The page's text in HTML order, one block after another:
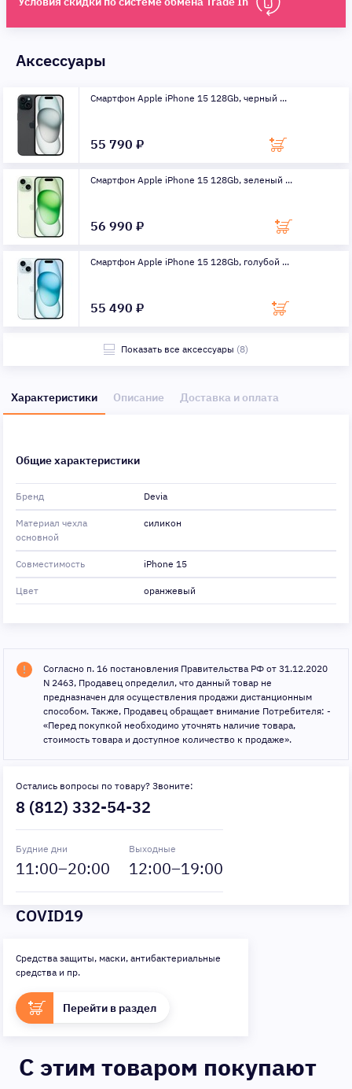
Аксессуары
Смартфон Apple iPhone 15 128Gb, черный ...
55 790 ₽
Смартфон Apple iPhone 15 128Gb, зеленый ...
56 990 ₽
Смартфон Apple iPhone 15 128Gb, голубой ...
55 490 ₽
Показать все аксессуары (8)
Характеристики Описание Доставка и оплата
Общие характеристики
Бренд Devia
Материал чехла
основной
силикон
Совместимость iPhone 15
Цвет оранжевый
Согласно п. 16 постановления Правительства РФ от 31.12.2020
N 2463, Продавец определил, что данный товар не
предназначен для осуществления продажи дистанционным
способом. Также, Продавец обращает внимание Потребителя: -
«Перед покупкой необходимо уточнять наличие товара,
стоимость товара и доступное количество к продаже».
Остались вопросы по товару? Звоните:
8 (812) 332-54-32
Будние дни
11:00–20:00
Выходные
12:00–19:00
COVID19
Средства защиты, маски, антибактериальные
средства и пр.
Перейти в раздел
C этим товаром покупают